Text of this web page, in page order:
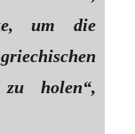
um die
zu holen“,